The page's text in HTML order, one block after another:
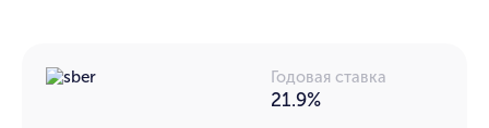
Годовая ставка
21.9%